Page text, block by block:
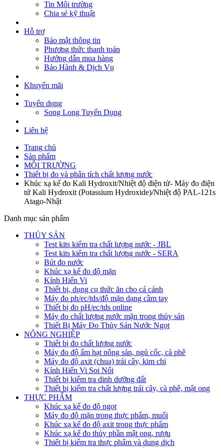
khí
Máy đo tốc độ gió
PHỤ KIỆN
Đầu cảm biến pH
Bộ tiểu phẫu
Phụ kiện các thiết bị kiểm tra co2, không khí, độ
cực
Tin Môi trường
Chia sẻ kỹ thuật
Hỗ trợ
Bảo mật thông tin
Phương thức thanh toán
Hướng dẫn mua hàng
Bảo Hành & Dịch Vụ
Khuyến mãi
Tuyển dụng
Song Long Tuyển Dụng
Liên hệ
Trang chủ
Sản phẩm
MÔI TRƯỜNG
Thiết bị đo và phân tích chất lượng nước
Khúc xạ kế đo Kali Hydroxit/Nhiệt độ điện tử- Máy đo điện
tử Kali Hydroxit (Potassium Hydroxide)/Nhiệt độ PAL-121s
Atago-Nhật
Danh mục sản phẩm
THỦY SẢN
Test kits kiểm tra chất lượng nước - JBL
Test kits kiểm tra chất lượng nước - SERA
Bút đo nước
Khúc xạ kế đo độ mặn
Kính Hiển Vi
Thiết bị, dụng cụ thức ăn cho cá cảnh
Máy đo ph/ec/tds/độ mặn dạng cầm tay
Thiết bị đo pH/ec/tds online
Máy đo chất lượng nước mặn trong thủy sản
Thiết Bị Máy Đo Thủy Sản Nước Ngọt
NÔNG NGHIỆP
Thiết bị đo chất lượng nước
Máy đo độ ẩm hạt nông sản, ngủ cốc, cà phê
Máy đo độ axit (chua) trái cây, kim chi
Kính Hiển Vi Soi Nổi
Thiết bị kiểm tra dinh dưỡng đất
Thiết bị kiểm tra chất lượng trái cây, cà phê, mật ong
THỰC PHẨM
Khúc xạ kế đo độ ngọt
Máy đo độ mặn trong thực phẩm, muối
Khúc xạ kế đo độ axit trong thực phẩm
Khúc xạ kế đo thủy phần mật ong, rượu
Thiết bị kiểm tra thực phẩm và dung dịch